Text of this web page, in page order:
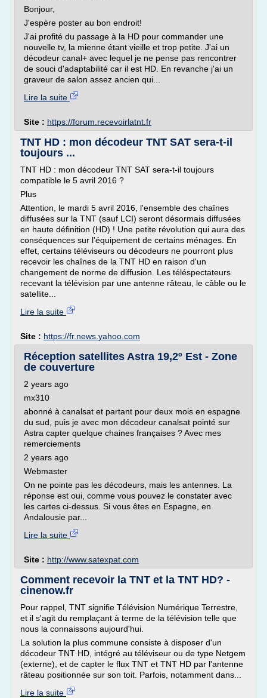
Bonjour,
J'espère poster au bon endroit!
J'ai profité du passage à la HD pour commander une
nouvelle tv, la mienne étant vieille et trop petite. J'ai un
décodeur canal+ avec lequel je ne pense pas rencontrer
de souci d'adaptabilité car il est HD. En revanche j'ai un
graveur de salon assez ancien qui...
Lire la suite
Site : https://forum.recevoirlatnt.fr
TNT HD : mon décodeur TNT SAT sera-t-il
toujours ...
TNT HD : mon décodeur TNT SAT sera-t-il toujours
compatible le 5 avril 2016 ?
Plus
Attention, le mardi 5 avril 2016, l'ensemble des chaînes
diffusées sur la TNT (sauf LCI) seront désormais diffusées
en haute définition (HD) ! Une petite révolution qui aura des
conséquences sur l'équipement de certains ménages. En
effet, certains téléviseurs ou décodeurs ne pourront plus
recevoir les chaînes de la TNT HD en raison d'un
changement de norme de diffusion. Les téléspectateurs
recevant la télévision par une antenne râteau, le câble ou le
satellite...
Lire la suite
Site : https://fr.news.yahoo.com
Réception satellites Astra 19,2º Est - Zone
de couverture
2 years ago
mx310
abonné à canalsat et partant pour deux mois en espagne
du sud, puis je avec mon décodeur canalsat pointé sur
Astra capter quelque chaines françaises ? Avec mes
remerciements
2 years ago
Webmaster
On ne pointe pas les décodeurs, mais les antennes. La
réponse est oui, comme vous pouvez le constater avec
les cartes ci-dessus. Si vous êtes en Espagne, en
Andalousie par...
Lire la suite
Site : http://www.satexpat.com
Comment recevoir la TNT et la TNT HD? -
cinenow.fr
Pour rappel, TNT signifie Télévision Numérique Terrestre,
et il s'agit du remplaçant à terme de la télévision telle que
nous la connaissons aujourd'hui.
La solution la plus commune consiste à disposer d'un
décodeur TNT HD, intégré au téléviseur ou de type Netgem
(externe), et de capter le flux TNT et TNT HD par l'antenne
râteau positionnée sur son toit. Parfois, notamment dans...
Lire la suite